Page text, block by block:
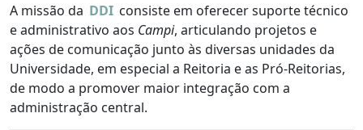
A missão da DDI consiste em oferecer suporte técnico
e administrativo aos Campi, articulando projetos e
ações de comunicação junto às diversas unidades da
Universidade, em especial a Reitoria e as Pró-Reitorias,
de modo a promover maior integração com a
administração central.